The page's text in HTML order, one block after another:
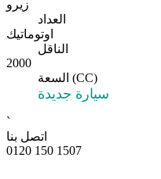
زيرو
العداد
اوتوماتيك
الناقل
2000
السعة (CC)
سيارة جديدة
`
اتصل بنا
0120 150 1507